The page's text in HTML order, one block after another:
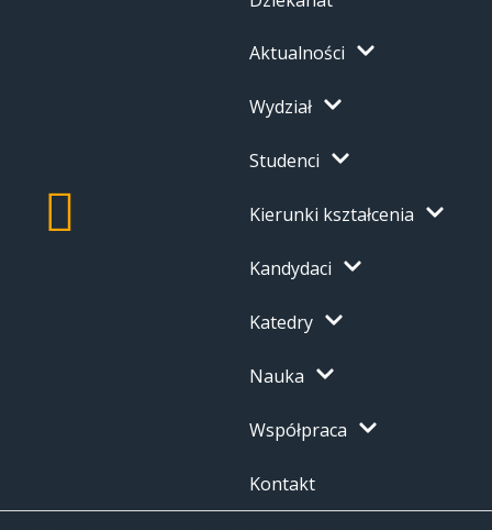
Aktualności
Wydział
Studenci
Kierunki kształcenia
Kandydaci
Katedry
Nauka
Współpraca
Kontakt